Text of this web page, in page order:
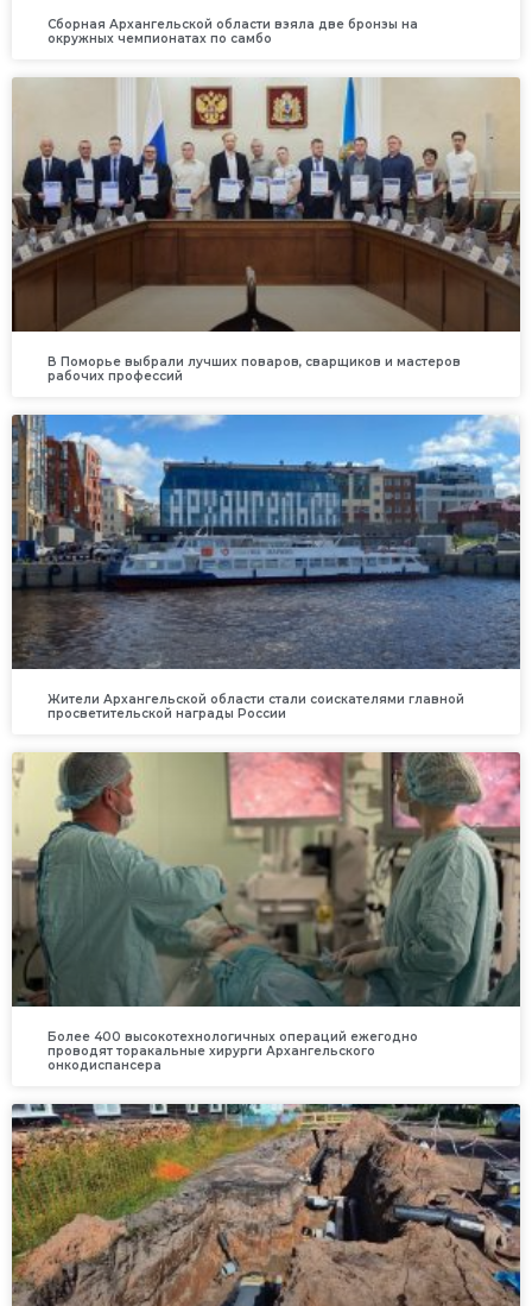
Сборная Архангельской области взяла две бронзы на
окружных чемпионатах по самбо
В Поморье выбрали лучших поваров, сварщиков и мастеров
рабочих профессий
Жители Архангельской области стали соискателями главной
просветительской награды России
Более 400 высокотехнологичных операций ежегодно
проводят торакальные хирурги Архангельского
онкодиспансера